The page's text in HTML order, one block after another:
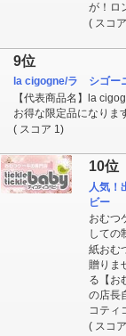
が！ロ
( スコ
9位
la cigogne/ラ シゴー
【代表商品名】la
お得な限定品になりま
( スコア 1)
10位
人気！
ビー
おむつ
しての
紙おむ
贈りま
る【お
の店長
コティ
( スコ